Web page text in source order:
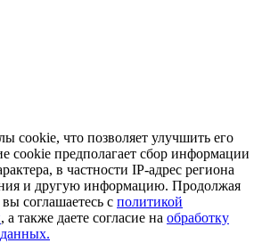
cookie, что позволяет улучшить его
cookie предполагает сбор информации
в частности IP-адрес региона
и другую информацию. Продолжая
соглашаетесь с политикой
, а также даете согласие на обработку